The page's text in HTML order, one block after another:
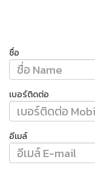
ชื่อ
เบอร์ติดต่อ
อีเมล์